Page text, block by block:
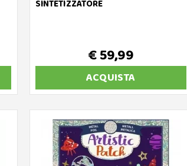
SINTETIZZATORE
€ 59,99
ACQUISTA